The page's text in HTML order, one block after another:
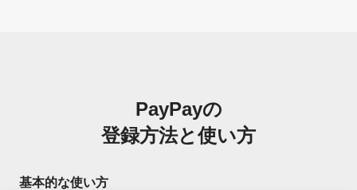
PayPayの
登録方法と使い方
基本的な使い方